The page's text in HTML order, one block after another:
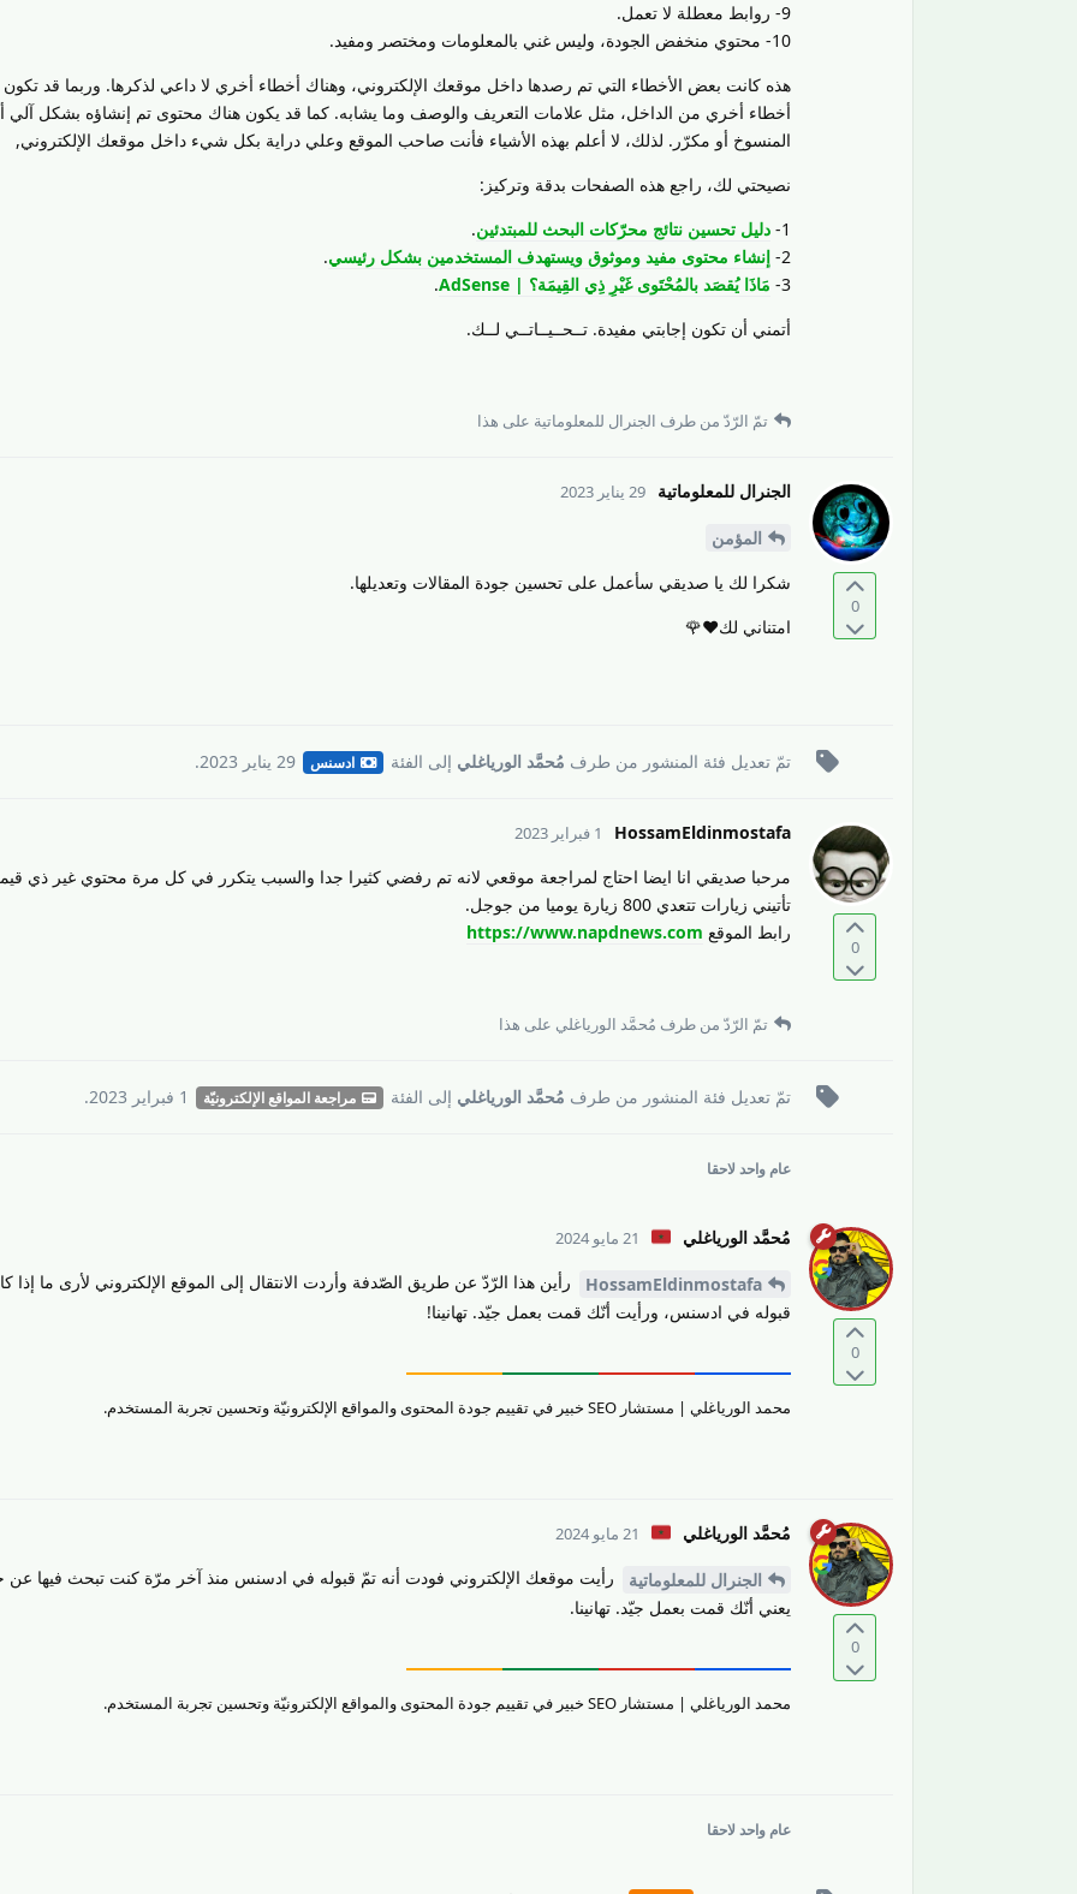
9- روابط معطلة لا تعمل.
10- محتوي منخفض الجودة، وليس غني بالمعلومات ومختصر ومفيد.
هذه كانت بعض الأخطاء التي تم رصدها داخل موقعك الإلكتروني، وهناك أخطاء أخري لا داعي لذكرها. وربما قد تكون
أخطاء أخري من الداخل، مثل علامات التعريف والوصف وما يشابه. كما قد يكون هناك محتوى تم إنشاؤه بشكل آلي
المنسوخ أو مكرّر. لذلك، لا أعلم بهذه الأشياء فأنت صاحب الموقع وعلي دراية بكل شيء داخل موقعك الإلكتروني,
نصيحتي لك، راجع هذه الصفحات بدقة وتركيز:
1- دليل تحسين نتائج محرّكات البحث للمبتدئين.
2- إنشاء محتوى مفيد وموثوق ويستهدف المستخدمين بشكل رئيسي.
3- مَاذَا يُقصَد بالمُحْتَوى غَيْرِ ذِي القِيمَة؟ | AdSense
.
أتمني أن تكون إجابتي مفيدة. تــحــيــاتــي لــك.
تمّ الرّدّ من طرف الجنرال للمعلوماتية على هذا
0
الجنرال للمعلوماتية 29 يناير 2023
المؤمن
شكرا لك يا صديقي سأعمل على تحسين جودة المقالات وتعديلها.
امتناني لك♥️🌹
تمّ تعديل فئة المنشور من طرف مُحمَّد الورياغلي إلى الفئة ادسنس 29 يناير 2023 .
0
HossamEldinmostafa 1 فبراير 2023
مرحبا صديقي انا ايضا احتاج لمراجعة موقعي لانه تم رفضي كثيرا جدا والسبب يتكرر في كل مرة محتوي غير ذي
تأتيني زيارات تتعدي 800 زيارة يوميا من جوجل.
رابط الموقع https://www.napdnews.com
تمّ الرّدّ من طرف مُحمَّد الورياغلي على هذا
تمّ تعديل فئة المنشور من طرف مُحمَّد الورياغلي إلى الفئة مراجعة المواقع الإلكترونيّة 1 فبراير 2023 .
عام واحد لاحقا
0
مُحمَّد الورياغلي 21 مايو 2024
HossamEldinmostafa
رأين هذا الرّدّ عن طريق الصّدفة وأردت الانتقال إلى الموقع الإلكتروني لأرى ما إذا
قبوله في ادسنس، ورأيت أنّك قمت بعمل جيّد. تهانينا!
محمد الورياغلي | مستشار SEO خبير في تقييم جودة المحتوى والمواقع الإلكترونيّة وتحسين تجربة المستخدم.
0
مُحمَّد الورياغلي 21 مايو 2024
الجنرال للمعلوماتية
رأيت موقعك الإلكتروني فودت أنه تمّ قبوله في ادسنس منذ آخر مرّة كنت تبحث فيها عن
يعني أنّك قمت بعمل جيّد. تهانينا.
محمد الورياغلي | مستشار SEO خبير في تقييم جودة المحتوى والمواقع الإلكترونيّة وتحسين تجربة المستخدم.
عام واحد لاحقا